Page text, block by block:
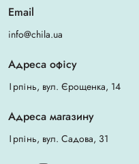
Email
info@chila.ua
Адреса офісу
Ірпінь, вул. Єрощенка, 14
Адреса магазину
Ірпінь, вул. Садова, 31